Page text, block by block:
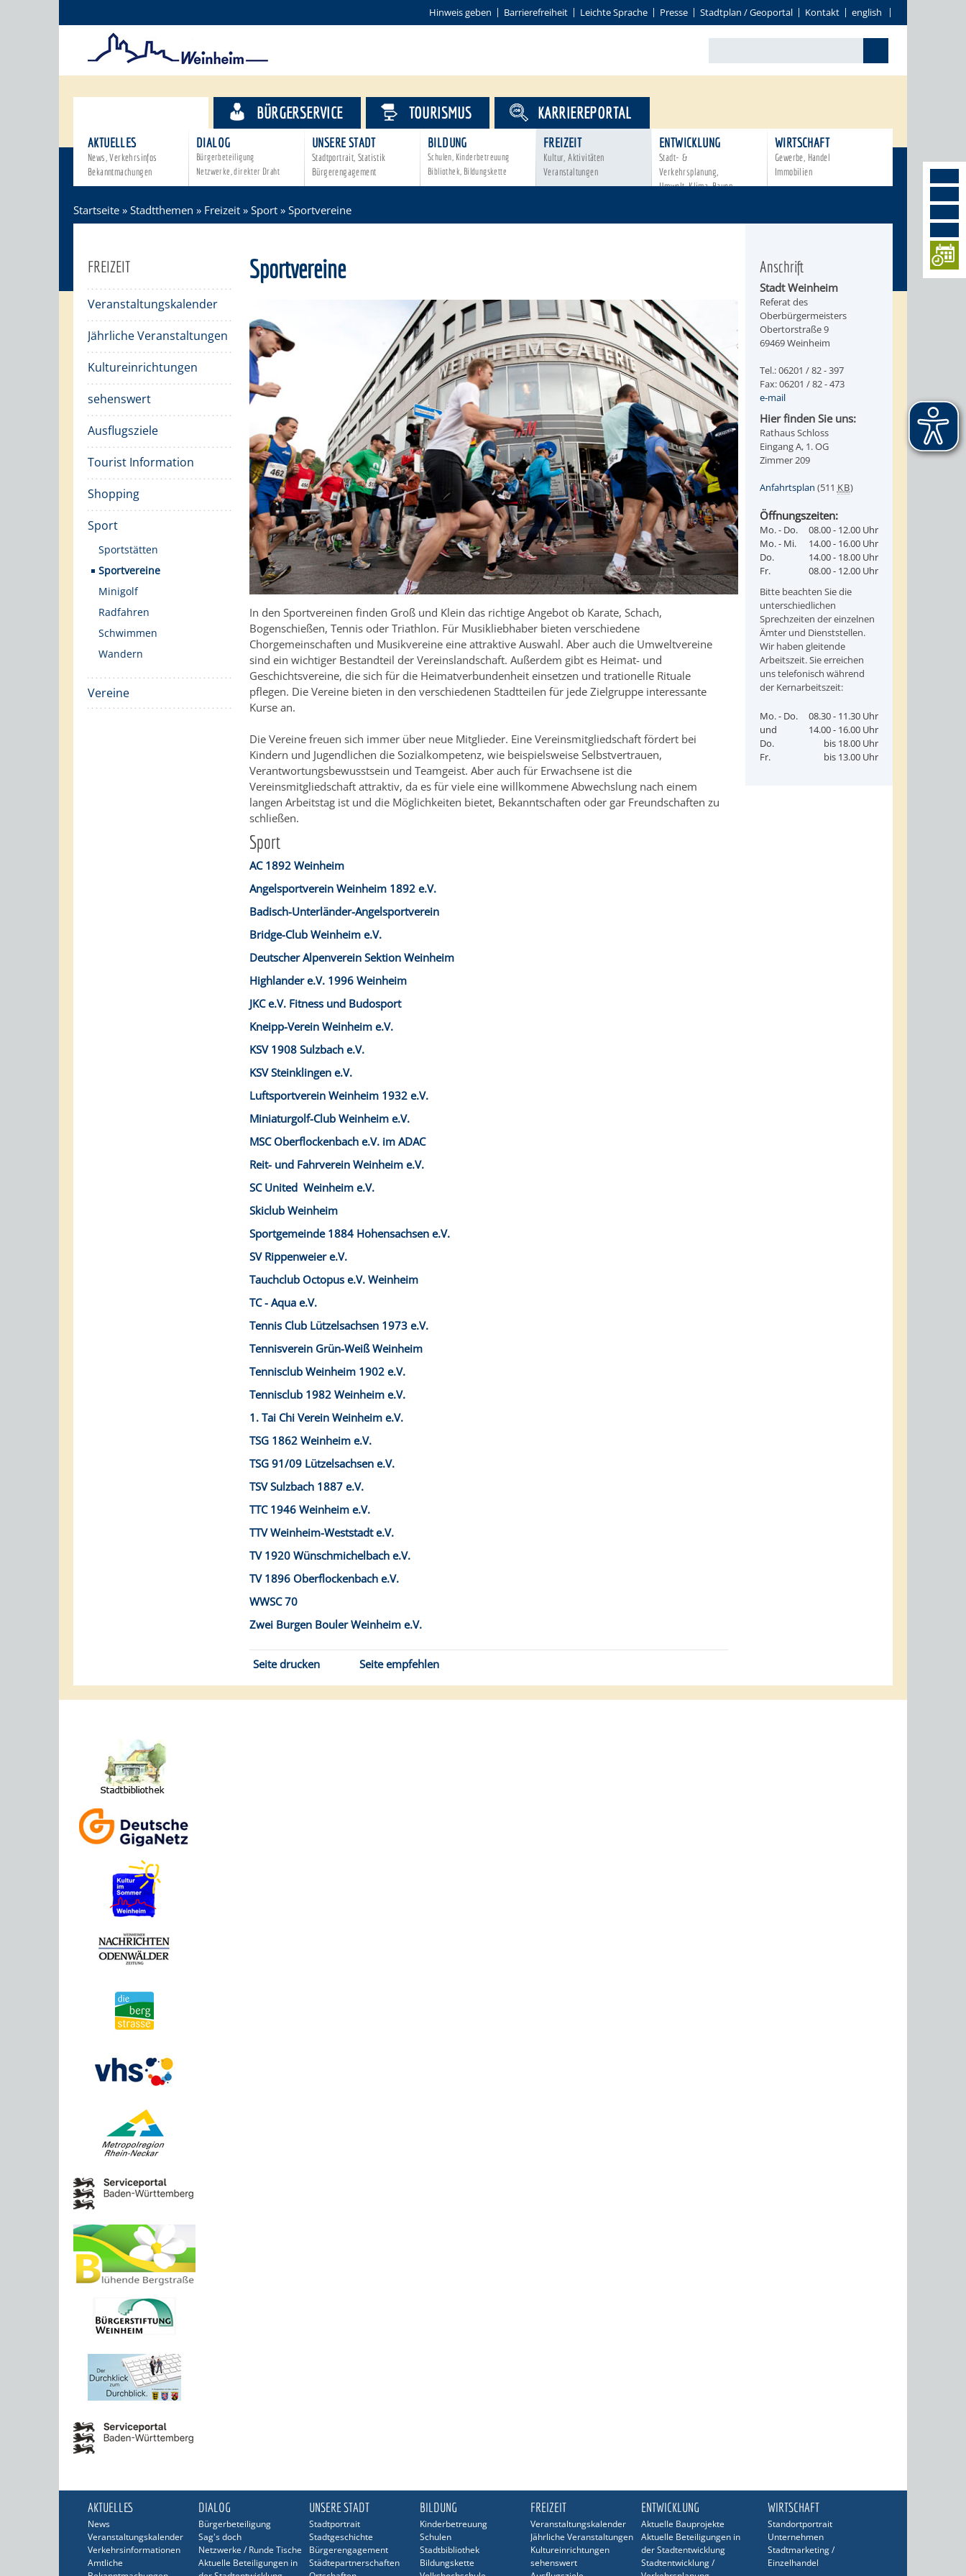
Hinweis geben Barrierefreiheit Leichte Sprache Presse Stadtplan / Geoportal Kontakt english
AKTUELLES
News, Verkehrsinfos
Bekanntmachungen
DIALOG
Bürgerbeteiligung
Netzwerke, direkter Draht
UNSERE STADT
Stadtportrait, Statistik
Bürgerengagement
BILDUNG
Schulen, Kinderbetreuung
Bibliothek, Bildungskette
FREIZEIT
Kultur, Aktivitäten
Veranstaltungen
ENTWICKLUNG
Stadt- &
Verkehrsplanung,
Umwelt, Klima, Bauen
WIRTSCHAFT
Gewerbe, Handel
Immobilien
BÜRGERSERVICE TOURISMUS KARRIEREPORTAL
Startseite » Stadtthemen » Freizeit » Sport » Sportvereine
FREIZEIT
Veranstaltungskalender
Jährliche Veranstaltungen
Kultureinrichtungen
sehenswert
Ausflugsziele
Tourist Information
Shopping
Sport
Sportstätten
Sportvereine
Minigolf
Radfahren
Schwimmen
Wandern
Vereine
Sportvereine
In den Sportvereinen finden Groß und Klein das richtige Angebot ob Karate, Schach,
Bogenschießen, Tennis oder Triathlon. Für Musikliebhaber bieten verschiedene
Chorgemeinschaften und Musikvereine eine attraktive Auswahl. Aber auch die Umweltvereine
sind ein wichtiger Bestandteil der Vereinslandschaft. Außerdem gibt es Heimat- und
Geschichtsvereine, die sich für die Heimatverbundenheit einsetzen und trationelle Rituale
pflegen. Die Vereine bieten in den verschiedenen Stadtteilen für jede Zielgruppe interessante
Kurse an.
Die Vereine freuen sich immer über neue Mitglieder. Eine Vereinsmitgliedschaft fördert bei
Kindern und Jugendlichen die Sozialkompetenz, wie beispielsweise Selbstvertrauen,
Verantwortungsbewusstsein und Teamgeist. Aber auch für Erwachsene ist die
Vereinsmitgliedschaft attraktiv, da es für viele eine willkommene Abwechslung nach einem
langen Arbeitstag ist und die Möglichkeiten bietet, Bekanntschaften oder gar Freundschaften zu
schließen.
Sport
AC 1892 Weinheim
Angelsportverein Weinheim 1892 e.V.
Badisch-Unterländer-Angelsportverein
Bridge-Club Weinheim e.V.
Deutscher Alpenverein Sektion Weinheim
Highlander e.V. 1996 Weinheim
JKC e.V. Fitness und Budosport
Kneipp-Verein Weinheim e.V.
KSV 1908 Sulzbach e.V.
KSV Steinklingen e.V.
Luftsportverein Weinheim 1932 e.V.
Miniaturgolf-Club Weinheim e.V.
MSC Oberflockenbach e.V. im ADAC
Reit- und Fahrverein Weinheim e.V.
SC United Weinheim e.V.
Skiclub Weinheim
Sportgemeinde 1884 Hohensachsen e.V.
SV Rippenweier e.V.
Tauchclub Octopus e.V. Weinheim
TC - Aqua e.V.
Tennis Club Lützelsachsen 1973 e.V.
Tennisverein Grün-Weiß Weinheim
Tennisclub Weinheim 1902 e.V.
Tennisclub 1982 Weinheim e.V.
1. Tai Chi Verein Weinheim e.V.
TSG 1862 Weinheim e.V.
TSG 91/09 Lützelsachsen e.V.
TSV Sulzbach 1887 e.V.
TTC 1946 Weinheim e.V.
TTV Weinheim-Weststadt e.V.
TV 1920 Wünschmichelbach e.V.
TV 1896 Oberflockenbach e.V.
WWSC 70
Zwei Burgen Bouler Weinheim e.V.
Seite drucken Seite empfehlen
Anschrift
Stadt Weinheim
Referat des
Oberbürgermeisters
Obertorstraße 9
69469 Weinheim
Tel.: 06201 / 82 - 397
Fax: 06201 / 82 - 473
e-mail
Hier finden Sie uns:
Rathaus Schloss
Eingang A, 1. OG
Zimmer 209
Anfahrtsplan (511 KB)
Öffnungszeiten:
Mo. - Do.
08.00 - 12.00 Uhr
Mo. - Mi.
14.00 - 16.00 Uhr
Do.
14.00 - 18.00 Uhr
Fr.
08.00 - 12.00 Uhr
Bitte beachten Sie die
unterschiedlichen
Sprechzeiten der einzelnen
Ämter und Dienststellen.
Wir haben gleitende
Arbeitszeit. Sie erreichen
uns telefonisch während
der Kernarbeitszeit:
Mo. - Do.
08.30 - 11.30 Uhr
und
14.00 - 16.00 Uhr
Do.
bis 18.00 Uhr
Fr.
bis 13.00 Uhr
AKTUELLES
News
Veranstaltungskalender
Verkehrsinformationen
Amtliche
DIALOG
Bürgerbeteiligung
Sag's doch
Netzwerke / Runde Tische
Aktuelle Beteiligungen in
UNSERE STADT
Stadtportrait
Stadtgeschichte
Bürgerengagement
Städtepartnerschaften
BILDUNG
Kinderbetreuung
Schulen
Stadtbibliothek
Bildungskette
FREIZEIT
Veranstaltungskalender
Jährliche Veranstaltungen
Kultureinrichtungen
sehenswert
ENTWICKLUNG
Aktuelle Bauprojekte
Aktuelle Beteiligungen in
der Stadtentwicklung
Stadtentwicklung /
WIRTSCHAFT
Standortportrait
Unternehmen
Stadtmarketing /
Einzelhandel